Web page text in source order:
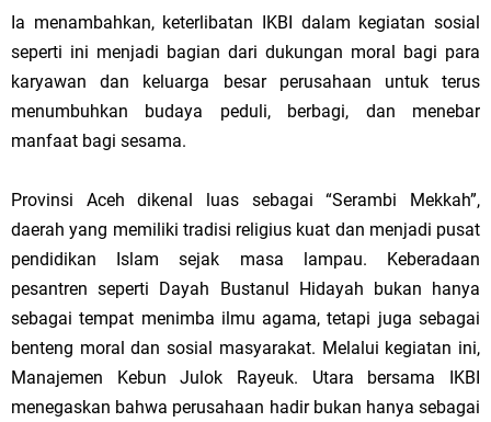
Ia menambahkan, keterlibatan IKBI dalam kegiatan sosial
seperti ini menjadi bagian dari dukungan moral bagi para
karyawan dan keluarga besar perusahaan untuk terus
menumbuhkan budaya peduli, berbagi, dan menebar
manfaat bagi sesama.
Provinsi Aceh dikenal luas sebagai “Serambi Mekkah”,
daerah yang memiliki tradisi religius kuat dan menjadi pusat
pendidikan Islam sejak masa lampau. Keberadaan
pesantren seperti Dayah Bustanul Hidayah bukan hanya
sebagai tempat menimba ilmu agama, tetapi juga sebagai
benteng moral dan sosial masyarakat. Melalui kegiatan ini,
Manajemen Kebun Julok Rayeuk. Utara bersama IKBI
menegaskan bahwa perusahaan hadir bukan hanya sebagai